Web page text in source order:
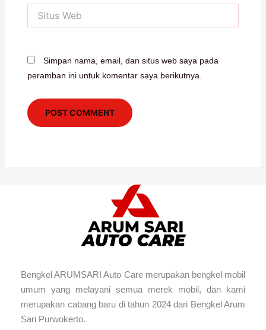
Web
Simpan nama, email, dan situs web saya pada
peramban ini untuk komentar saya berikutnya.
Bengkel ARUMSARI Auto Care merupakan bengkel mobil
umum yang melayani semua merek mobil, dan kami
merupakan cabang baru di tahun 2024 dari Bengkel Arum
Sari Purwokerto.